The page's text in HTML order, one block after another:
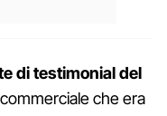
di testimonial del
che era